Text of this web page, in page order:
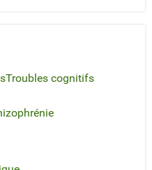
Troubles cognitifs